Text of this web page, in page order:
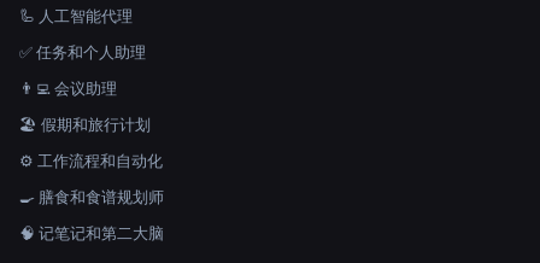
🦾 人工智能代理
✅ 任务和个人助理
👨‍💻 会议助理
🏖 假期和旅行计划
⚙️ 工作流程和自动化
🍳 膳食和食谱规划师
🧠 记笔记和第二大脑